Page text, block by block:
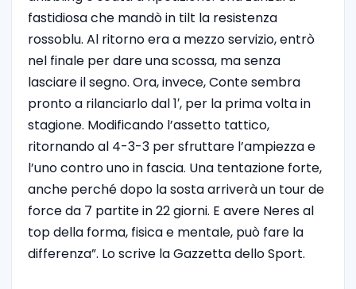
fastidiosa che mandò in tilt la resistenza
rossoblu. Al ritorno era a mezzo servizio, entrò
nel finale per dare una scossa, ma senza
lasciare il segno. Ora, invece, Conte sembra
pronto a rilanciarlo dal 1′, per la prima volta in
stagione. Modificando l’assetto tattico,
ritornando al 4-3-3 per sfruttare l’ampiezza e
l’uno contro uno in fascia. Una tentazione forte,
anche perché dopo la sosta arriverà un tour de
force da 7 partite in 22 giorni. E avere Neres al
top della forma, fisica e mentale, può fare la
differenza”. Lo scrive la Gazzetta dello Sport.